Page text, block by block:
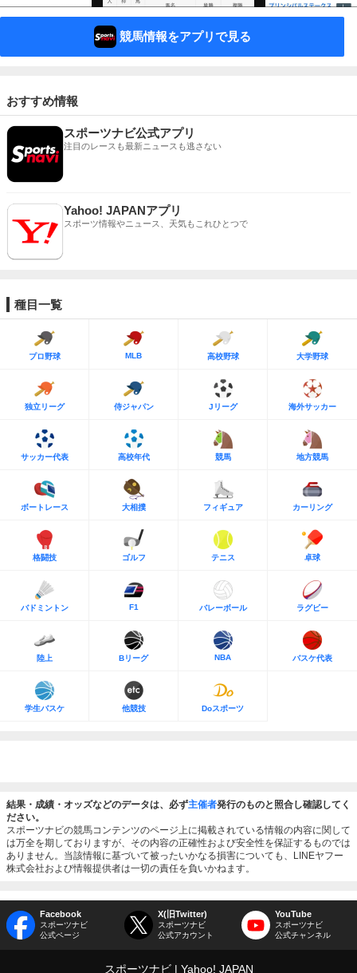
競馬情報をアプリで見る
おすすめ情報
スポーツナビ公式アプリ
注目のレースも最新ニュースも逃さない
Yahoo! JAPANアプリ
スポーツ情報やニュース、天気もこれひとつで
種目一覧
プロ野球 MLB 高校野球 大学野球
独立リーグ 侍ジャパン Jリーグ 海外サッカー
サッカー代表 高校年代 競馬 地方競馬
ボートレース 大相撲 フィギュア カーリング
格闘技 ゴルフ テニス 卓球
バドミントン F1 バレーボール ラグビー
陸上 Bリーグ NBA バスケ代表
学生バスケ 他競技 Doスポーツ
結果・成績・オッズなどのデータは、必ず主催者発行のものと照合し確認してく
ださい。
スポーツナビの競馬コンテンツのページ上に掲載されている情報の内容に関して
は万全を期しておりますが、その内容の正確性および安全性を保証するものでは
ありません。当該情報に基づいて被ったいかなる損害についても、LINEヤフー
株式会社および情報提供者は一切の責任を負いかねます。
Facebook
スポーツナビ
公式ページ
X(旧Twitter)
スポーツナビ
公式アカウント
YouTube
スポーツナビ
公式チャンネル
スポーツナビ Yahoo! JAPAN